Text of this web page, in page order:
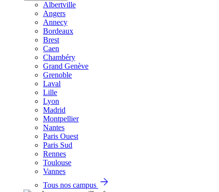
Albertville
Angers
Annecy
Bordeaux
Brest
Caen
Chambéry
Grand Genève
Grenoble
Laval
Lille
Lyon
Madrid
Montpellier
Nantes
Paris Ouest
Paris Sud
Rennes
Toulouse
Vannes
Tous nos campus